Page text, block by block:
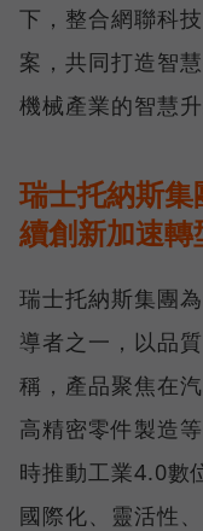
下，整合網聯科
案，共同打造智
機械產業的智慧
瑞士托納斯
續創新加速轉
瑞士托納斯集團
導者之一，以品
稱，產品聚焦在
高精密零件製造
時推動工業4.0數
國際化、靈活性